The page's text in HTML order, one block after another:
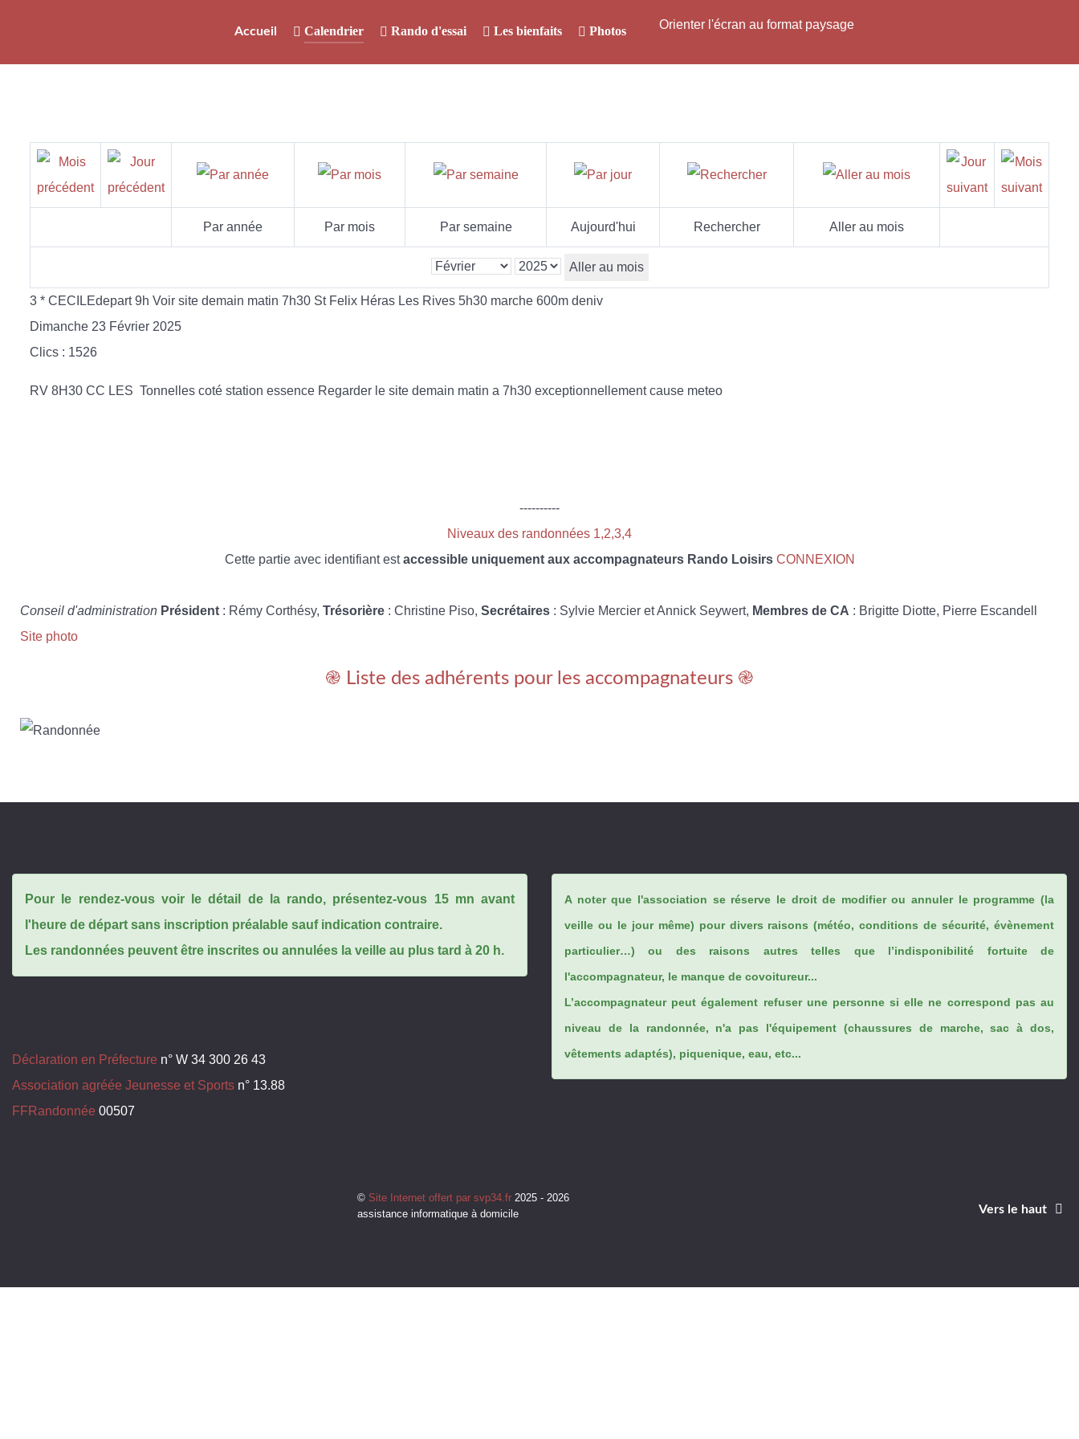
Accueil Calendrier Rando d'essai Les bienfaits Photos Orienter l'écran au format paysage
Par année Par mois Par semaine Aujourd'hui Rechercher Aller au mois
Aller au mois
3 * CECILEdepart 9h Voir site demain matin 7h30 St Felix Héras Les Rives 5h30 marche 600m deniv
Dimanche 23 Février 2025
Clics : 1526
RV 8H30 CC LES Tonnelles coté station essence Regarder le site demain matin a 7h30 exceptionnellement cause meteo
----------
Niveaux des randonnées 1,2,3,4
Cette partie avec identifiant estaccessible uniquement aux accompagnateurs Rando Loisirs CONNEXION
Conseil d'administration Président : Rémy Corthésy, Trésorière : Christine Piso, Secrétaires : Sylvie Mercier et Annick Seywert, Membres de CA : Brigitte Diotte, Pierre Escandell
Site photo
֎ Liste des adhérents pour les accompagnateurs ֎
Pour le rendez-vous voir le détail de la rando, présentez-vous 15 mn avant
l'heure de départ sans inscription préalable sauf indication contraire.
Les randonnées peuvent être inscrites ou annulées la veille au plus tard à 20 h.
Déclaration en Préfecture n° W 34 300 26 43
Association agréée Jeunesse et Sports n° 13.88
FFRandonnée 00507
A noter que l'association se réserve le droit de modifier ou annuler le programme (la
veille ou le jour même) pour divers raisons (météo, conditions de sécurité, évènement
particulier…) ou des raisons autres telles que l’indisponibilité fortuite de
l'accompagnateur, le manque de covoitureur...
L’accompagnateur peut également refuser une personne si elle ne correspond pas au
niveau de la randonnée, n'a pas l'équipement (chaussures de marche, sac à dos,
vêtements adaptés), piquenique, eau, etc...
© Site Internet offert par svp34.fr 2025 - 2026
assistance informatique à domicile
Vers le haut